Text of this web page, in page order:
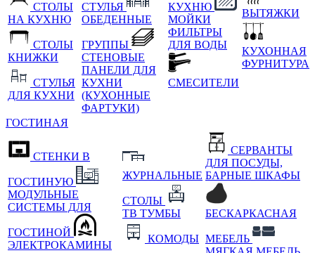
СТОЛЫ
НА КУХНЮ
СТОЛЫ
КНИЖКИ
СТУЛЬЯ
ДЛЯ КУХНИ
СТУЛЬЯ
ОБЕДЕННЫЕ
ГРУППЫ
СТЕНОВЫЕ
ПАНЕЛИ ДЛЯ
КУХНИ
(КУХОННЫЕ
ФАРТУКИ)
КУХНЮ
МОЙКИ
ФИЛЬТРЫ
ДЛЯ ВОДЫ
СМЕСИТЕЛИ
ВЫТЯЖКИ
КУХОННАЯ
ФУРНИТУРА
ГОСТИНАЯ
СТЕНКИ В
ГОСТИНУЮ
МОДУЛЬНЫЕ
СИСТЕМЫ ДЛЯ
ГОСТИНОЙ
ЭЛЕКТРОКАМИНЫ
ЖУРНАЛЬНЫЕ
СТОЛЫ
ТВ ТУМБЫ
КОМОДЫ
СЕРВАНТЫ
ДЛЯ ПОСУДЫ,
БАРНЫЕ ШКАФЫ
БЕСКАРКАСНАЯ
МЕБЕЛЬ